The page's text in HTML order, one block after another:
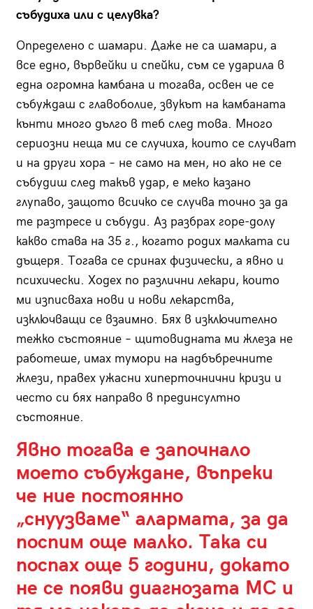
събудиха или с целувка?
Определено с шамари. Даже не са шамари, а
все едно, вървейки и спейки, съм се ударила в
една огромна камбана и тогава, освен че се
събуждаш с главоболие, звукът на камбаната
кънти много дълго в теб след това. Много
сериозни неща ми се случиха, които се случват
и на други хора – не само на мен, но ако не се
събудиш след такъв удар, е меко казано
глупаво, защото всичко се случва точно за да
те разтресе и събуди. Аз разбрах горе-долу
какво става на 35 г., когато родих малката си
дъщеря. Тогава се сринах физически, а явно и
психически. Ходех по различни лекари, които
ми изписваха нови и нови лекарства,
изключващи се взаимно. Бях в изключително
тежко състояние – щитовидната ми жлеза не
работеше, имах тумори на надбъбречните
жлези, правех ужасни хиперточнични кризи и
често си бях направо в прединсултно
състояние.
Явно тогава е започнало
моето събуждане, въпреки
че ние постоянно
„снуузваме“ алармата, за да
поспим още малко. Така си
поспах още 5 години, докато
не се появи диагнозата МС и